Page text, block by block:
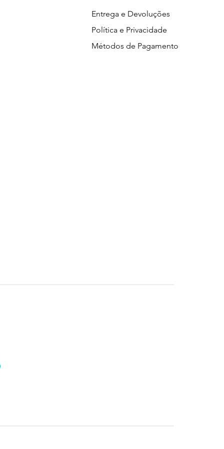
Entrega e Devoluções
Política e Privacidade
Métodos de Pagamento